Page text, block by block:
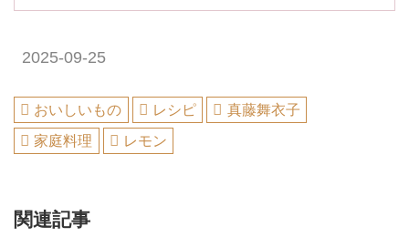
2025-09-25
おいしいもの レシピ
真藤舞衣子
家庭料理
レモン
関連記事